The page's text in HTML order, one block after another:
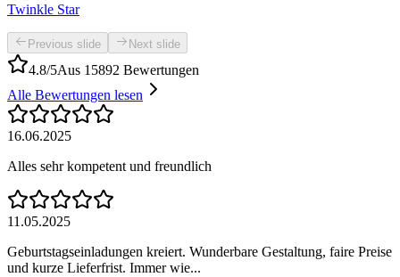
Twinkle Star
Previous slide Next slide
4.8/5Aus 15892 Bewertungen
Alle Bewertungen lesen
16.06.2025
Alles sehr kompetent und freundlich
11.05.2025
Geburtstagseinladungen kreiert. Wunderbare Gestaltung, faire Preise
und kurze Lieferfrist. Immer wie...